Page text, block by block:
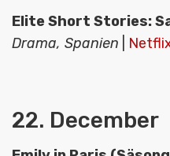
Elite Short Stories:
Drama, Spanien
22. December